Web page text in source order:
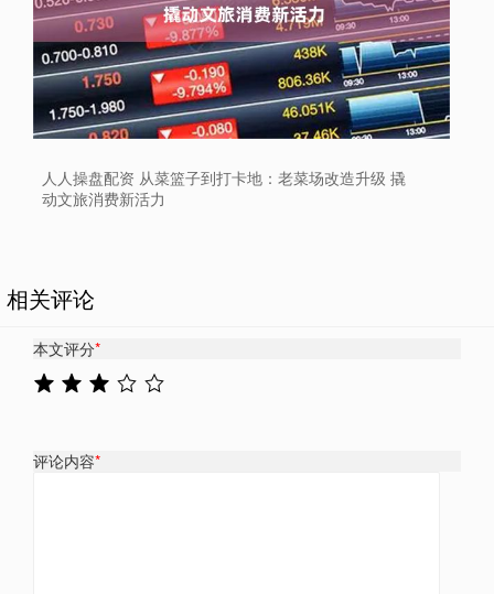
人人操盘配资 从菜篮子到打卡地：老菜场改造升级 撬
动文旅消费新活力
相关评论
本文评分*
评论内容*